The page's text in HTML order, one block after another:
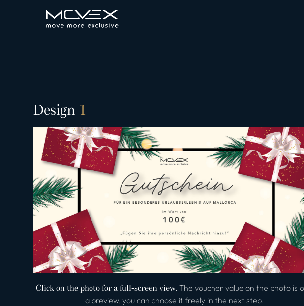
Design 1
Click on the photo for a full-screen view. The voucher value on the photo is
a preview, you can choose it freely in the next step.